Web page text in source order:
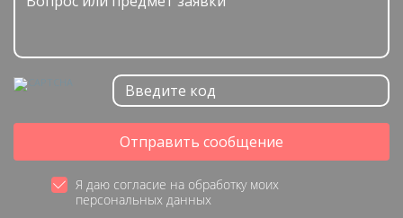
Отправить сообщение
Я даю согласие на обработку моих
персональных данных